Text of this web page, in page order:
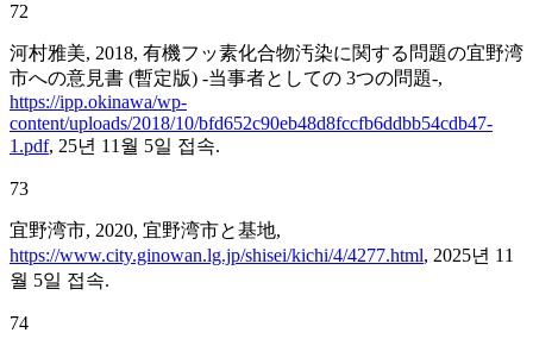
72
河村雅美, 2018, 有機フッ素化合物汚染に関する問題の宜野湾
市への意見書 (暫定版) -当事者としての 3つの問題-,
https://ipp.okinawa/wp-
content/uploads/2018/10/bfd652c90eb48d8fccfb6ddbb54cdb47-
1.pdf, 25년 11월 5일 접속.
73
宜野湾市, 2020, 宜野湾市と基地,
https://www.city.ginowan.lg.jp/shisei/kichi/4/4277.html, 2025년 11
월 5일 접속.
74